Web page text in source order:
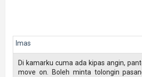
Imas
Di kamarku cuma ada kipas angin,
move on. Boleh minta tolongin